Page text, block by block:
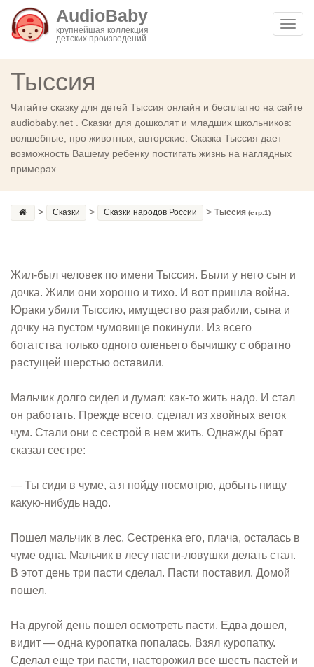
AudioBaby
крупнейшая коллекция
детских произведений
Тыссия
Читайте сказку для детей Тыссия онлайн и бесплатно на сайте
audiobaby.net . Сказки для дошколят и младших школьников:
волшебные, про животных, авторские. Сказка Тыссия дает
возможность Вашему ребенку постигать жизнь на наглядных
примерах.
> Сказки > Сказки народов России > Тыссия (стр.1)
Жил-был человек по имени Тыссия. Были у него сын и
дочка. Жили они хорошо и тихо. И вот пришла война.
Юраки убили Тыссию, имущество разграбили, сына и
дочку на пустом чумовище покинули. Из всего
богатства только одного оленьего бычишку с обратно
растущей шерстью оставили.
Мальчик долго сидел и думал: как-то жить надо. И стал
он работать. Прежде всего, сделал из хвойных веток
чум. Стали они с сестрой в нем жить. Однажды брат
сказал сестре:
— Ты сиди в чуме, а я пойду посмотрю, добыть пищу
какую-нибудь надо.
Пошел мальчик в лес. Сестренка его, плача, осталась в
чуме одна. Мальчик в лесу пасти-ловушки делать стал.
В этот день три пасти сделал. Пасти поставил. Домой
пошел.
На другой день пошел осмотреть пасти. Едва дошел,
видит — одна куропатка попалась. Взял куропатку.
Сделал еще три пасти, насторожил все шесть пастей и